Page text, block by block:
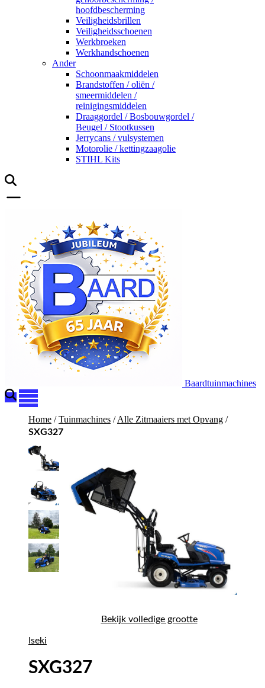
hoofdbescherming
Veiligheidsbrillen
Veiligheidsschoenen
Werkbroeken
Werkhandschoenen
Ander
Schoonmaakmiddelen
Brandstoffen / oliën /
smeermiddelen /
reinigingsmiddelen
Draaggordel / Bosbouwgordel /
Beugel / Stootkussen
Jerrycans / vulsystemen
Motorolie / kettingzaagolie
STIHL Kits
Baardtuinmachines
Home /Tuinmachines /Alle Zitmaaiers met Opvang /
SXG327
Bekijk volledige grootte
Iseki
SXG327